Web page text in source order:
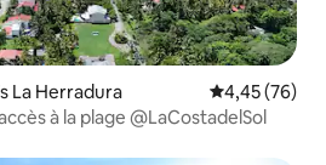
La Herradura Évaluation
4,45 (76)
à la plage @LaCostadelSol